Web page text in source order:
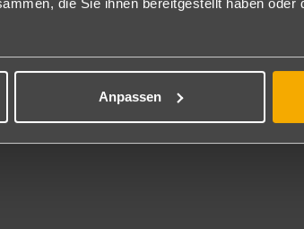
die Sie ihnen bereitgestellt haben
Anpassen
& Safaga
bis entspannt – hier findet Ihr euer